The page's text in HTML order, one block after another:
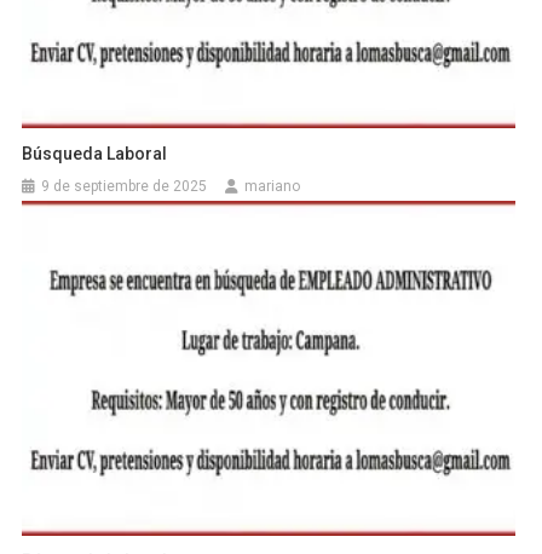
Búsqueda Laboral
9 de septiembre de 2025 mariano